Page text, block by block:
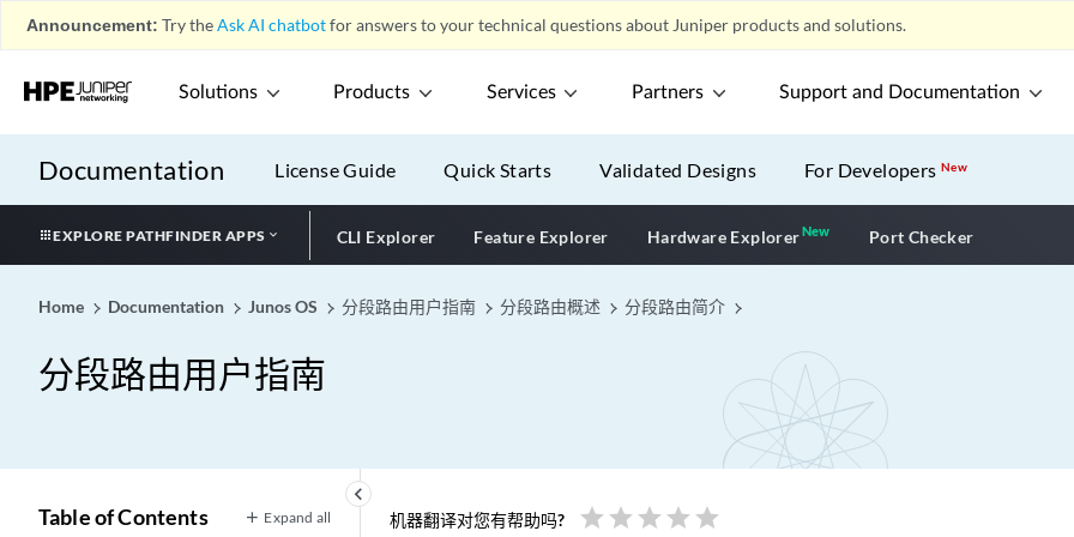
Announcement: Try theAsk AI chatbotfor answers to your technical questions about Juniper products and solutions.
Solutions Products Services Partners Support and Documentation
Documentation License Guide Quick Starts Validated Designs For DevelopersNew
EXPLORE PATHFINDER APPS CLI Explorer Feature Explorer Hardware ExplorerNewNew application
Port Checker
Home Documentation Junos OS 分段路由用户指南 分段路由概述 分段路由简介
分段路由用户指南
keyboard_arrow_left
Table of Contents Expand all 机器翻译对您有帮助吗? star star star star star